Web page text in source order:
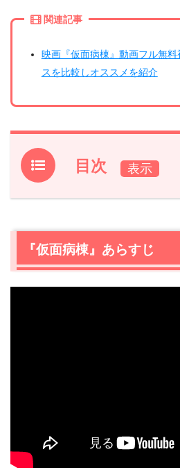
関連記事
映画『仮面病棟』動画フル無
スを比較しオススメを紹介
目次
1.『仮面病棟』あらすじ
た俳優は？
2.1『仮面病棟』ピエロ役の俳
3.
『仮面病棟』あらすじ